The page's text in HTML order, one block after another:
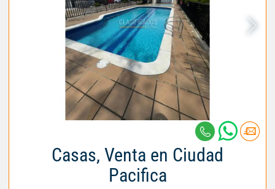
Casas, Venta en Ciudad
Pacifica